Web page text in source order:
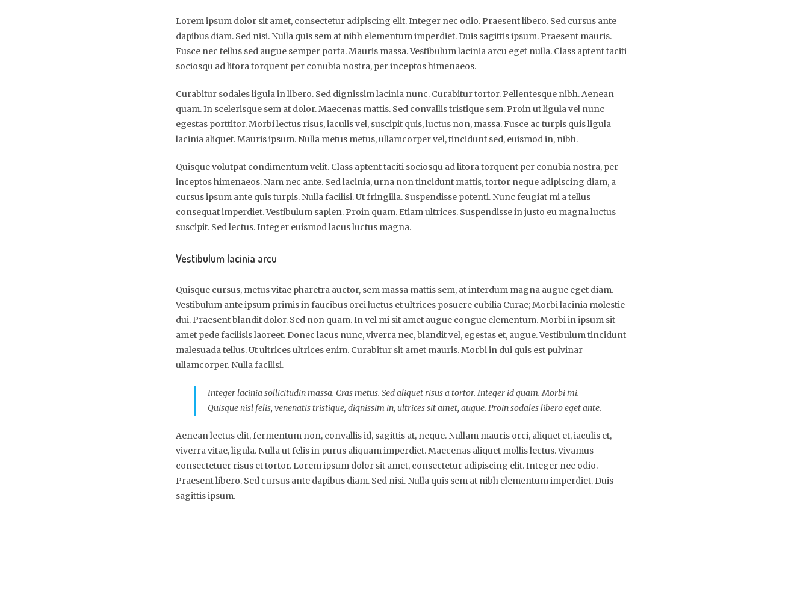
Lorem ipsum dolor sit amet, consectetur adipiscing elit. Integer nec odio. Praesent libero. Sed cursus ante
dapibus diam. Sed nisi. Nulla quis sem at nibh elementum imperdiet. Duis sagittis ipsum. Praesent mauris.
Fusce nec tellus sed augue semper porta. Mauris massa. Vestibulum lacinia arcu eget nulla. Class aptent taciti
sociosqu ad litora torquent per conubia nostra, per inceptos himenaeos.
Curabitur sodales ligula in libero. Sed dignissim lacinia nunc. Curabitur tortor. Pellentesque nibh. Aenean
quam. In scelerisque sem at dolor. Maecenas mattis. Sed convallis tristique sem. Proin ut ligula vel nunc
egestas porttitor. Morbi lectus risus, iaculis vel, suscipit quis, luctus non, massa. Fusce ac turpis quis ligula
lacinia aliquet. Mauris ipsum. Nulla metus metus, ullamcorper vel, tincidunt sed, euismod in, nibh.
Quisque volutpat condimentum velit. Class aptent taciti sociosqu ad litora torquent per conubia nostra, per
inceptos himenaeos. Nam nec ante. Sed lacinia, urna non tincidunt mattis, tortor neque adipiscing diam, a
cursus ipsum ante quis turpis. Nulla facilisi. Ut fringilla. Suspendisse potenti. Nunc feugiat mi a tellus
consequat imperdiet. Vestibulum sapien. Proin quam. Etiam ultrices. Suspendisse in justo eu magna luctus
suscipit. Sed lectus. Integer euismod lacus luctus magna.
Vestibulum lacinia arcu
Quisque cursus, metus vitae pharetra auctor, sem massa mattis sem, at interdum magna augue eget diam.
Vestibulum ante ipsum primis in faucibus orci luctus et ultrices posuere cubilia Curae; Morbi lacinia molestie
dui. Praesent blandit dolor. Sed non quam. In vel mi sit amet augue congue elementum. Morbi in ipsum sit
amet pede facilisis laoreet. Donec lacus nunc, viverra nec, blandit vel, egestas et, augue. Vestibulum tincidunt
malesuada tellus. Ut ultrices ultrices enim. Curabitur sit amet mauris. Morbi in dui quis est pulvinar
ullamcorper. Nulla facilisi.
Integer lacinia sollicitudin massa. Cras metus. Sed aliquet risus a tortor. Integer id quam. Morbi mi.
Quisque nisl felis, venenatis tristique, dignissim in, ultrices sit amet, augue. Proin sodales libero eget ante.
Aenean lectus elit, fermentum non, convallis id, sagittis at, neque. Nullam mauris orci, aliquet et, iaculis et,
viverra vitae, ligula. Nulla ut felis in purus aliquam imperdiet. Maecenas aliquet mollis lectus. Vivamus
consectetuer risus et tortor. Lorem ipsum dolor sit amet, consectetur adipiscing elit. Integer nec odio.
Praesent libero. Sed cursus ante dapibus diam. Sed nisi. Nulla quis sem at nibh elementum imperdiet. Duis
sagittis ipsum.